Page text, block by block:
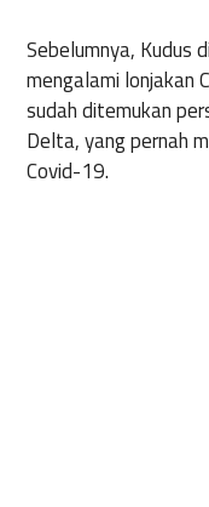
Sebelumnya, Kudus
mengalami lonjakan
sudah ditemukan
Delta, yang pernah
Covid-19.